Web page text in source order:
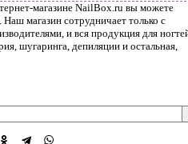
магазине NailBox.ru вы можете
магазин сотрудничает только с
и вся продукция для
шугаринга, депиляции и остальная,